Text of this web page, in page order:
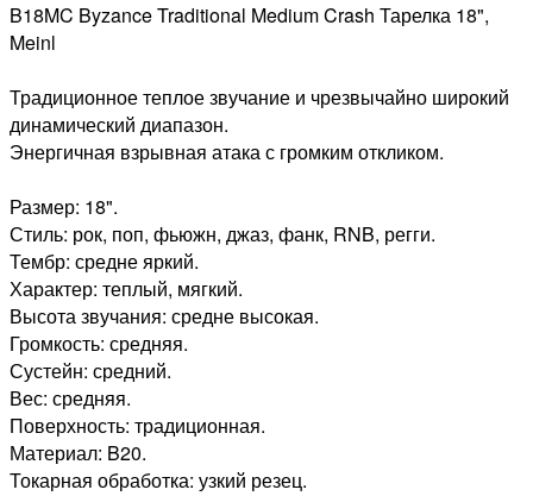
B18MC Byzance Traditional Medium Crash Тарелка 18",
Meinl
Традиционное теплое звучание и чрезвычайно широкий
динамический диапазон.
Энергичная взрывная атака с громким откликом.
Размер: 18".
Стиль: рок, поп, фьюжн, джаз, фанк, RNB, регги.
Тембр: средне яркий.
Характер: теплый, мягкий.
Высота звучания: средне высокая.
Громкость: средняя.
Сустейн: средний.
Вес: средняя.
Поверхность: традиционная.
Материал: B20.
Токарная обработка: узкий резец.